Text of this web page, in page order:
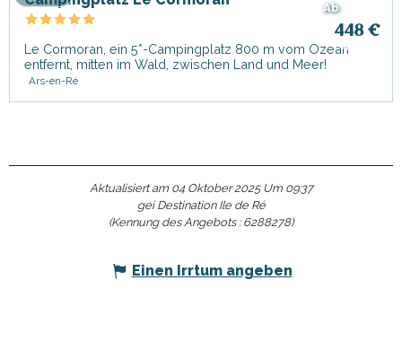
Ab
448 €
Le Cormoran, ein 5*-Campingplatz 800 m vom Ozean
entfernt, mitten im Wald, zwischen Land und Meer!
Ars-en-Ré
Aktualisiert am 04 Oktober 2025 Um 09:37
gei Destination Ile de Ré
(Kennung des Angebots : 6288278)
Einen Irrtum angeben